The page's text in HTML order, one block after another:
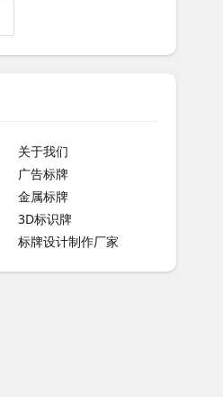
关于我们
广告标牌
金属标牌
3D标识牌
标牌设计制作厂家